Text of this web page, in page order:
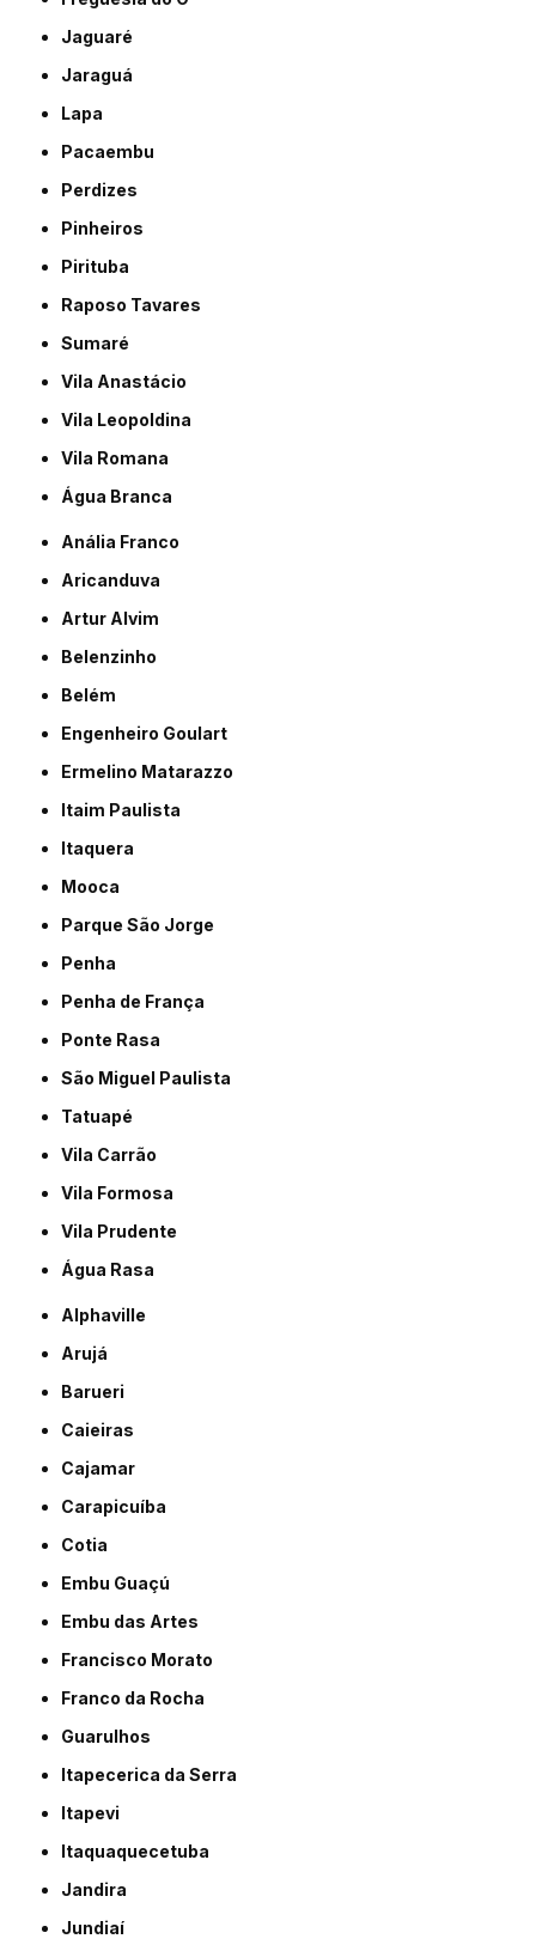
Jaguaré
Jaraguá
Lapa
Pacaembu
Perdizes
Pinheiros
Pirituba
Raposo Tavares
Sumaré
Vila Anastácio
Vila Leopoldina
Vila Romana
Água Branca
Anália Franco
Aricanduva
Artur Alvim
Belenzinho
Belém
Engenheiro Goulart
Ermelino Matarazzo
Itaim Paulista
Itaquera
Mooca
Parque São Jorge
Penha
Penha de França
Ponte Rasa
São Miguel Paulista
Tatuapé
Vila Carrão
Vila Formosa
Vila Prudente
Água Rasa
Alphaville
Arujá
Barueri
Caieiras
Cajamar
Carapicuíba
Cotia
Embu Guaçú
Embu das Artes
Francisco Morato
Franco da Rocha
Guarulhos
Itapecerica da Serra
Itapevi
Itaquaquecetuba
Jandira
Jundiaí